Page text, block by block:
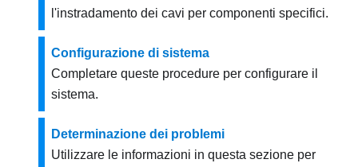
l'instradamento dei cavi per componenti specifici.
Configurazione di sistema
Completare queste procedure per configurare il
sistema.
Determinazione dei problemi
Utilizzare le informazioni in questa sezione per